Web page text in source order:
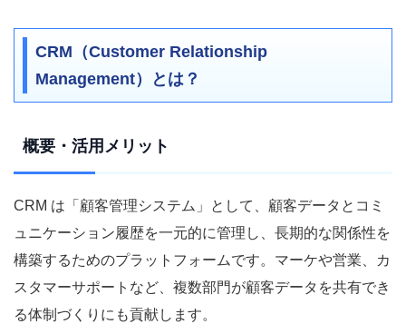
CRM（Customer Relationship
Management）とは？
概要・活用メリット
CRM は「顧客管理システム」として、顧客データとコミ
ュニケーション履歴を一元的に管理し、長期的な関係性を
構築するためのプラットフォームです。マーケや営業、カ
スタマーサポートなど、複数部門が顧客データを共有でき
る体制づくりにも貢献します。